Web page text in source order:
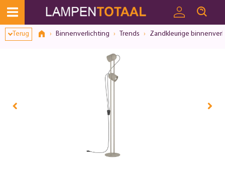
Terug Binnenverlichting Trends Zandkleurige
Toestemmingsvenster geopend